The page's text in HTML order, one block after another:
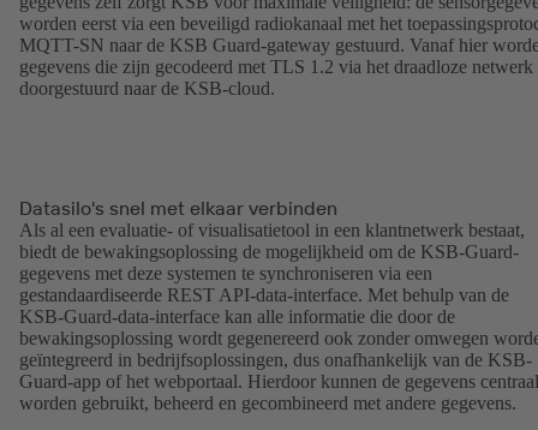
worden eerst via een beveiligd radiokanaal met het
MQTT-SN naar de KSB Guard-gateway gestuurd. Vanaf hier
gegevens die zijn gecodeerd met TLS 1.2 via het draadloze netwerk
doorgestuurd naar de KSB-cloud.
Datasilo's snel met elkaar verbinden
Als al een evaluatie- of visualisatietool in een klantnetwerk bestaat,
biedt de bewakingsoplossing de mogelijkheid om de KSB-Guard-
gegevens met deze systemen te synchroniseren via een
gestandaardiseerde REST API-data-interface. Met behulp van de
KSB-Guard-data-interface kan alle informatie die door de
bewakingsoplossing wordt gegenereerd ook zonder omwegen
geïntegreerd in bedrijfsoplossingen, dus onafhankelijk van de KSB-
Guard-app of het webportaal. Hierdoor kunnen de gegevens centraal
worden gebruikt, beheerd en gecombineerd met andere gegevens.